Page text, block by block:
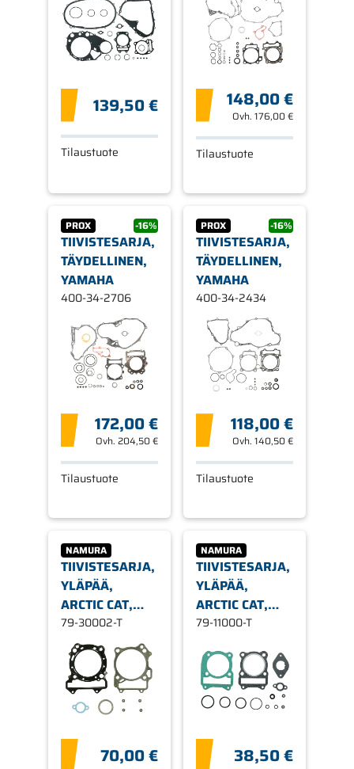
139,50 €
Tilaustuote
148,00 €
Ovh.176,00 €
Tilaustuote
PROX -16%
TIIVISTESARJA,
TÄYDELLINEN,
YAMAHA
400-34-2706
172,00 €
Ovh. 204,50 €
Tilaustuote
PROX -16%
TIIVISTESARJA,
TÄYDELLINEN,
YAMAHA
400-34-2434
118,00 €
Ovh.140,50 €
Tilaustuote
NAMURA
TIIVISTESARJA,
YLÄPÄÄ,
ARCTIC CAT,
KAWASAKI,
SUZUKI
79-30002-T
70,00 €
NAMURA
TIIVISTESARJA,
YLÄPÄÄ,
ARCTIC CAT,
SUZUKI
79-11000-T
38,50 €